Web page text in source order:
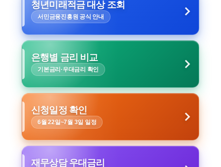
청년미래적금 대상 조회
서민금융진흥원 공식 안내
은행별 금리 비교
기본금리·우대금리 확인
신청일정 확인
6월 22일~7월 3일 일정
재무상담 우대금리